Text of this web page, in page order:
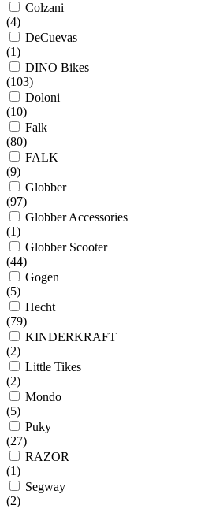
Colzani
(4)
DeCuevas
(1)
DINO Bikes
(103)
Doloni
(10)
Falk
(80)
FALK
(9)
Globber
(97)
Globber Accessories
(1)
Globber Scooter
(44)
Gogen
(5)
Hecht
(79)
KINDERKRAFT
(2)
Little Tikes
(2)
Mondo
(5)
Puky
(27)
RAZOR
(1)
Segway
(2)